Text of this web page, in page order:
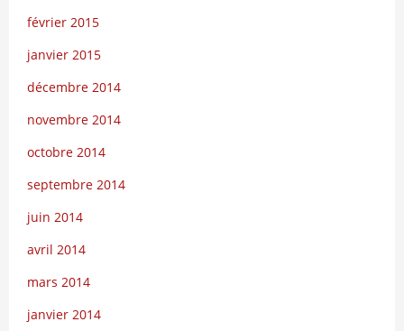
février 2015
janvier 2015
décembre 2014
novembre 2014
octobre 2014
septembre 2014
juin 2014
avril 2014
mars 2014
janvier 2014